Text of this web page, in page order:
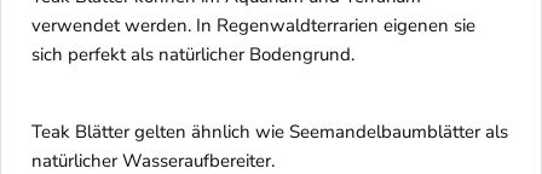
verwendet werden. In Regenwaldterrarien eigenen sie
sich perfekt als natürlicher Bodengrund.
Teak Blätter gelten ähnlich wie Seemandelbaumblätter als
natürlicher Wasseraufbereiter.